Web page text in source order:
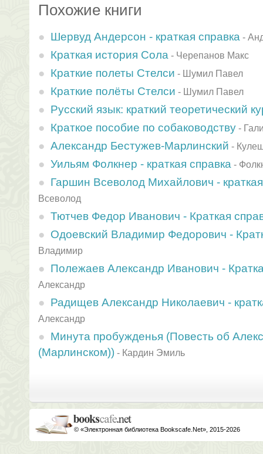
Похожие книги
Шервуд Андерсон - краткая справка -
Краткая история Сола - Черепанов Макс
Краткие полеты Стелси - Шумил Павел
Краткие полёты Стелси - Шумил Павел
Русский язык: краткий теоретический
Краткое пособие по собаководству -
Александр Бестужев-Марлинский -
Уильям Фолкнер - краткая справка -
Гаршин Всеволод Михайлович -
Всеволод
Тютчев Федор Иванович - Краткая
Одоевский Владимир Федорович -
Владимир
Полежаев Александр Иванович -
Александр
Радищев Александр Николаевич -
Александр
Минута пробужденья (Повесть об
(Марлинском)) - Кардин Эмиль
© «Электронная библиотека Bookscafe.Net», 2015-2026